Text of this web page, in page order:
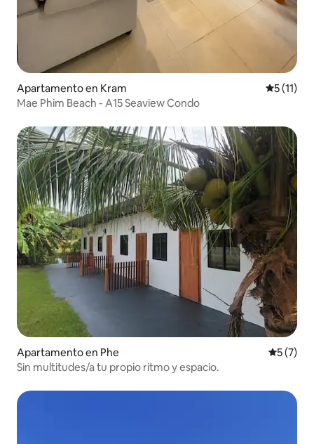
Apartamento en Kram
5 (11)
Mae Phim Beach - A15 Seaview Condo
Apartamento en Phe
5 (7)
Sin multitudes/a tu propio ritmo y espacio.